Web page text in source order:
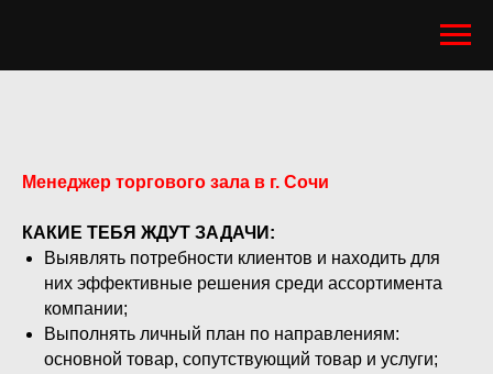
Менеджер торгового зала в г. Сочи
КАКИЕ ТЕБЯ ЖДУТ ЗАДАЧИ:
Выявлять потребности клиентов и находить для
них эффективные решения среди ассортимента
компании;
Выполнять личный план по направлениям:
основной товар, сопутствующий товар и услуги;